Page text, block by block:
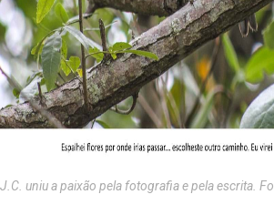
J.C. uniu a paixão pela fotografia e pela escrita.